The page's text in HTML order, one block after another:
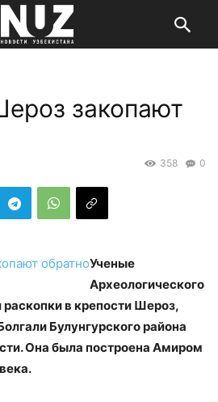
закопают
0
358
Ученые
Археологического
в крепости Шероз,
Булунгурского района
Она была построена Амиром